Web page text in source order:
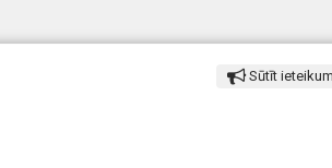
Sūtīt